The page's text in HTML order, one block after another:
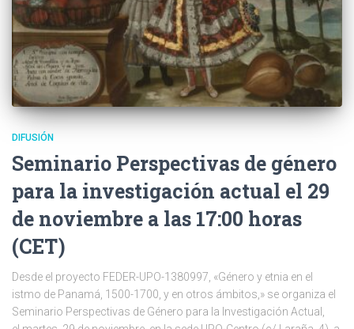
DIFUSIÓN
Seminario Perspectivas de género
para la investigación actual el 29
de noviembre a las 17:00 horas
(CET)
Desde el proyecto FEDER-UPO-1380997, «Género y etnia en el
istmo de Panamá, 1500-1700, y en otros ámbitos,» se organiza el
Seminario Perspectivas de Género para la Investigación Actual,